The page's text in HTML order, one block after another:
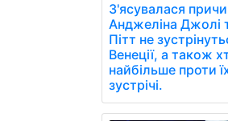
З'ясувалася
Анджеліна Джолі
Пітт не
Венеції, а також
найбільше проти
зустрічі.